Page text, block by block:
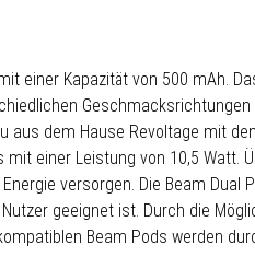
einer Kapazität von 500 mAh.
aus dem Hause Revoltage mit
einer Leistung von 10,5 Watt.
versorgen. Die Beam
geeignet ist. Durch die
Beam Pods werden